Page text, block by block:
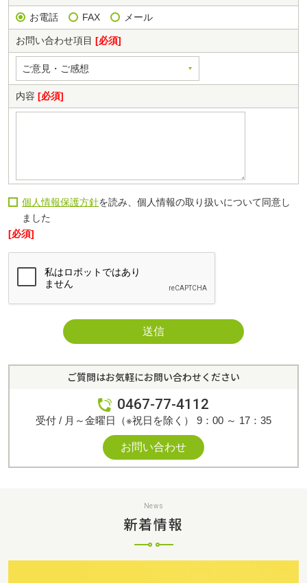
お電話 FAX メール
お問い合わせ項目 [必須]
内容 [必須]
個人情報保護方針を読み、個人情報の取り扱いについて同意し
ました
[必須]
ご質問はお気軽にお問い合わせください
0467-77-4112
受付 / 月～金曜日（※祝日を除く） 9：00 ～ 17：35
お問い合わせ
News
新着情報